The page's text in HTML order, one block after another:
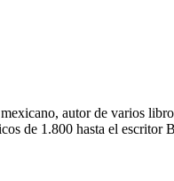
autor de varios
de 1.800 hasta el